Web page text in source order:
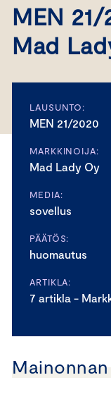
MEN
Mad
LAUSUNTO:
MEN 21/2020
MARKKINOIJA:
Mad Lady Oy
MEDIA:
sovellus
PÄÄTÖS:
huomautus
ARTIKLA:
7 artikla -